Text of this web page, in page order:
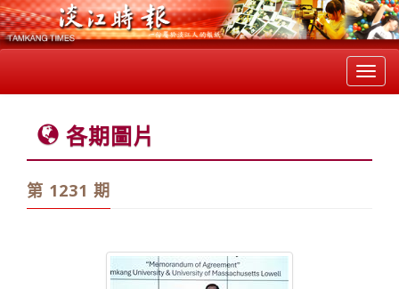
各期圖片
第 1231 期